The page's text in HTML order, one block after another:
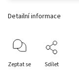
Detailní informace
Zeptat se Sdílet